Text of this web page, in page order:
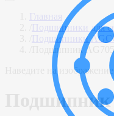
Главная
Подшипники для
Подшипники
Подшипник
Наведите на
Подшипник